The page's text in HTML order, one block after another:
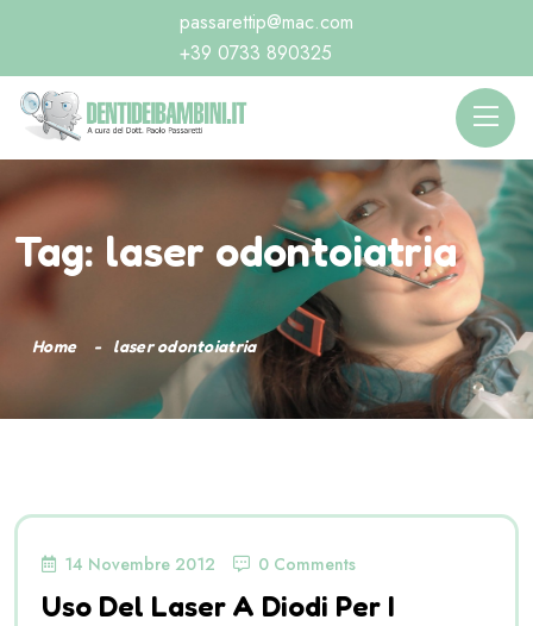
passarettip@mac.com
+39 0733 890325
Tag: laser odontoiatria
Home laser odontoiatria
14 Novembre 2012 0 Comments
Uso Del Laser A Diodi Per I